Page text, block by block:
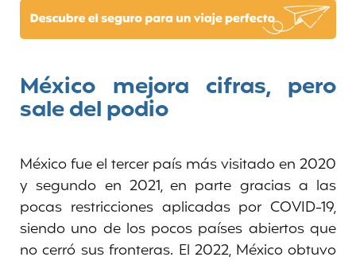
México mejora cifras, pero
sale del podio
México fue el tercer país más visitado en 2020
y segundo en 2021, en parte gracias a las
pocas restricciones aplicadas por COVID-19,
siendo uno de los pocos países abiertos que
no cerró sus fronteras. El 2022, México obtuvo